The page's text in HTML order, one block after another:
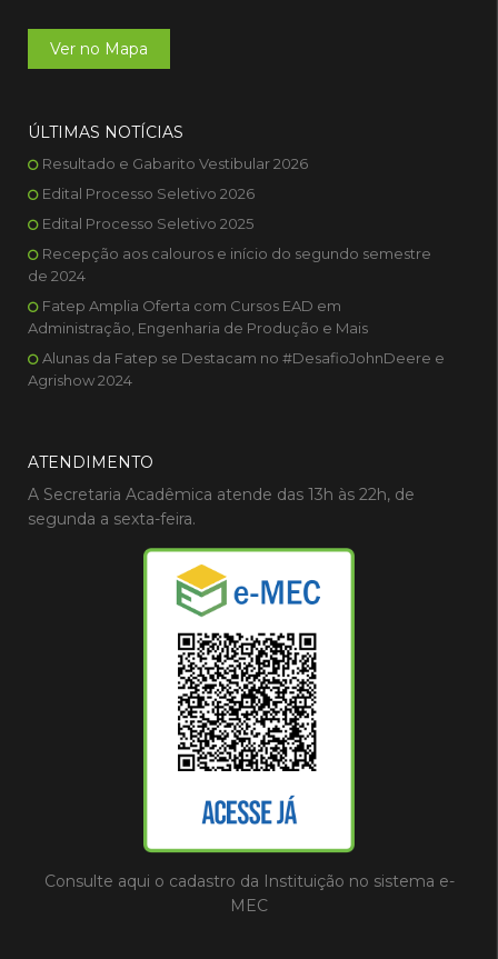
Ver no Mapa
ÚLTIMAS NOTÍCIAS
Resultado e Gabarito Vestibular 2026
Edital Processo Seletivo 2026
Edital Processo Seletivo 2025
Recepção aos calouros e início do segundo semestre
de 2024
Fatep Amplia Oferta com Cursos EAD em
Administração, Engenharia de Produção e Mais
Alunas da Fatep se Destacam no #DesafioJohnDeere e
Agrishow 2024
ATENDIMENTO
A Secretaria Acadêmica atende das 13h às 22h, de
segunda a sexta-feira.
Consulte aqui o cadastro da Instituição no sistema e-
MEC